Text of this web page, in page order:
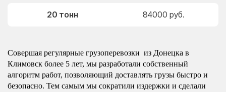
20 тонн 84000 руб.
Совершая регулярные грузоперевозки из Донецка в
Климовск более 5 лет, мы разработали собственный
алгоритм работ, позволяющий доставлять грузы быстро и
безопасно. Тем самым мы сократили издержки и сделали